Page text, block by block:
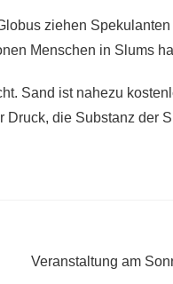
ziehen Spekulanten
Menschen in Slums
Sand ist nahezu
die Substanz der
Veranstaltung am